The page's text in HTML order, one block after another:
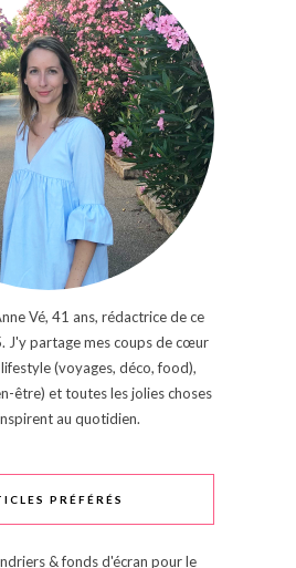
Vé, 41 ans, rédactrice de ce
J'y partage mes coups de cœur
(voyages, déco, food),
être) et toutes les jolies choses
au quotidien.
PRÉFÉRÉS
& fonds d'écran pour le